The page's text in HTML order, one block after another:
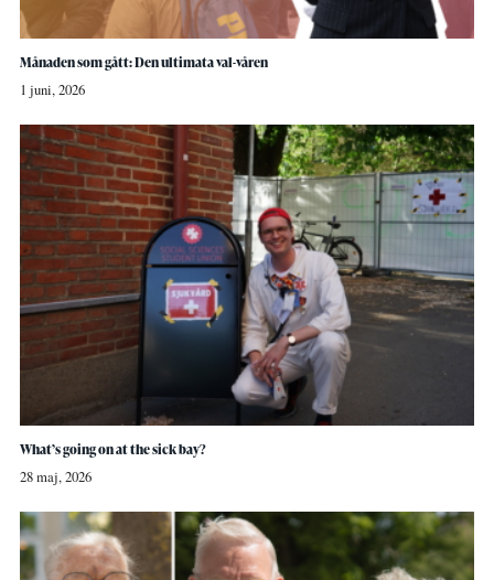
Månaden som gått: Den ultimata val-våren
1 juni, 2026
What’s going on at the sick bay?
28 maj, 2026